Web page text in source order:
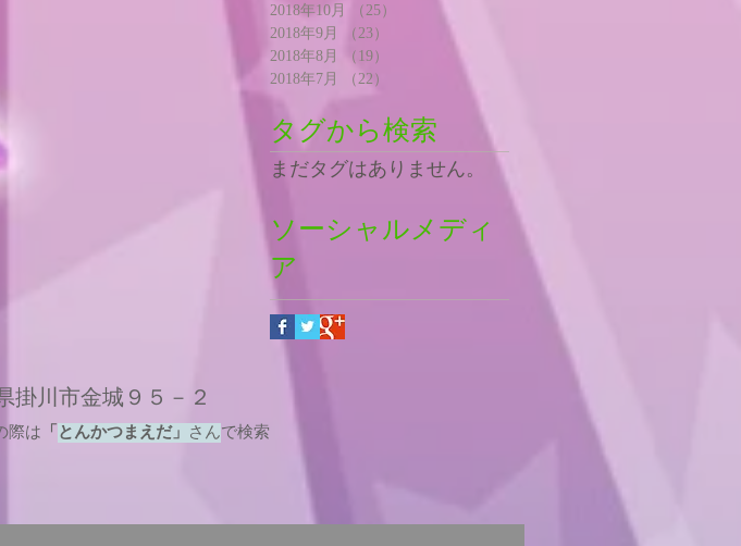
2018年10月
（25）
2018年9月
（23）
2018年8月
（19）
2018年7月
（22）
タグから検索
まだタグはありません。
ソーシャルメディ
ア
掛川市金城９５－２
際は 「 とんかつまえだ」 さんで検索